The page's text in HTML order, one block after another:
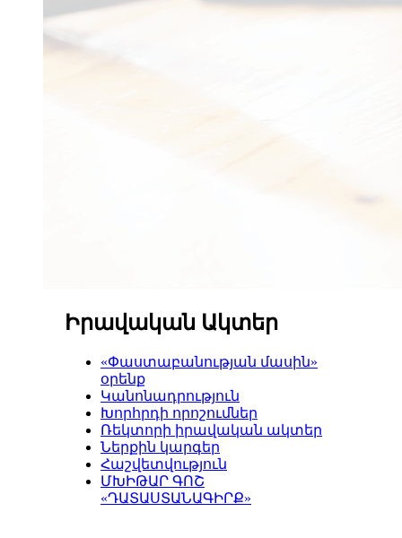
Իրավական Ակտեր
«Փաստաբանության մասին»
օրենք
Կանոնադրություն
Խորհրդի որոշումներ
Ռեկտորի իրավական ակտեր
Ներքին կարգեր
Հաշվետվություն
ՄԽԻԹԱՐ ԳՈՇ
«ԴԱՏԱՍՏԱՆԱԳԻՐՔ»